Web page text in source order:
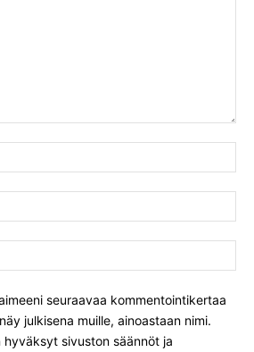
seuraavaa kommentointikertaa
julkisena muille, ainoastaan nimi.
hyväksyt sivuston säännöt ja